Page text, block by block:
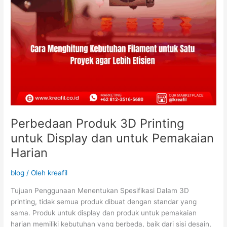
Perbedaan Produk 3D Printing
untuk Display dan untuk Pemakaian
Harian
blog / Oleh kreafil
Tujuan Penggunaan Menentukan Spesifikasi Dalam 3D
printing, tidak semua produk dibuat dengan standar yang
sama. Produk untuk display dan produk untuk pemakaian
harian memiliki kebutuhan yang berbeda, baik dari sisi desain,
Harian